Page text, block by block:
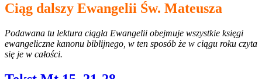
Ciąg dalszy Ewangelii Św. Mateusza
Podawana tu lektura ciągła Ewangelii obejmuje wszystkie księgi
ewangeliczne kanonu biblijnego, w ten sposób że w ciągu roku czyta
się je w całości.